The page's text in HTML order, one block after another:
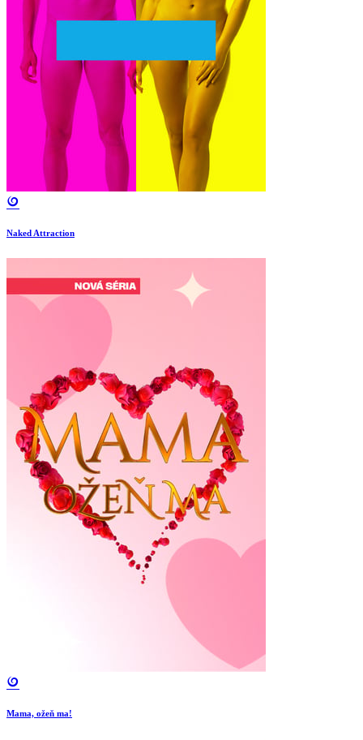
Naked Attraction
Mama, ožeň ma!